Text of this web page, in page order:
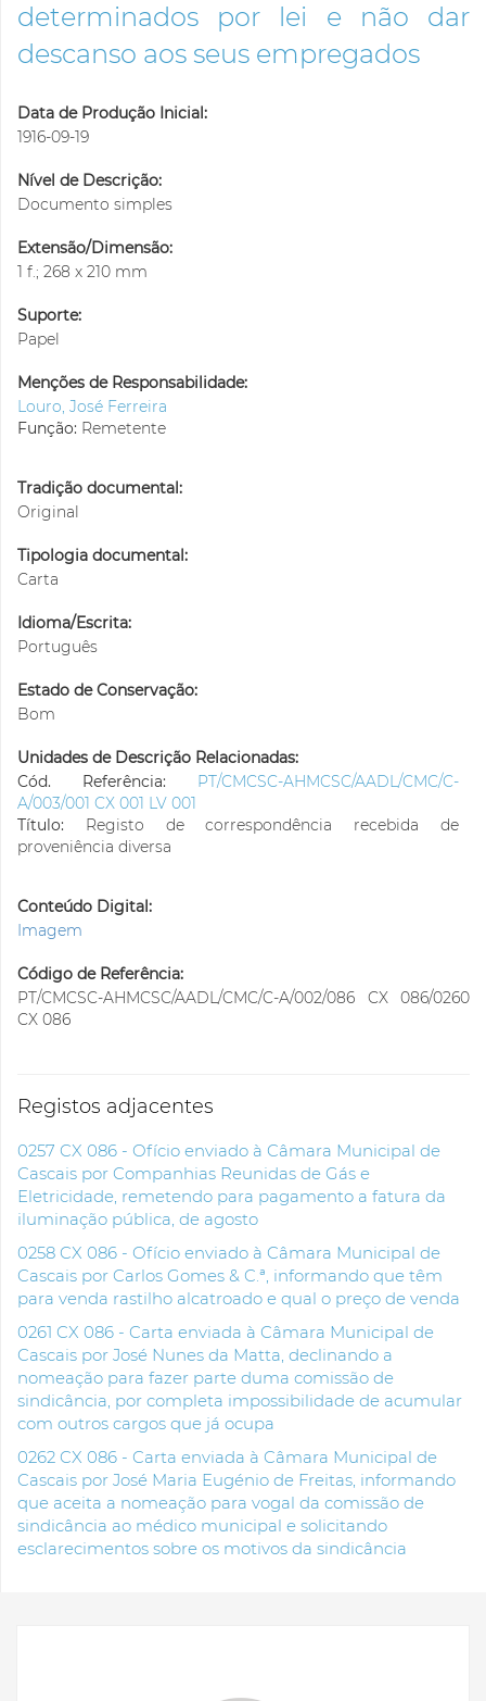
determinados por lei e não dar
descanso aos seus empregados
Data de Produção Inicial:
1916-09-19
Nível de Descrição:
Documento simples
Extensão/Dimensão:
1 f.; 268 x 210 mm
Suporte:
Papel
Menções de Responsabilidade:
Louro, José Ferreira
Função: Remetente
Tradição documental:
Original
Tipologia documental:
Carta
Idioma/Escrita:
Português
Estado de Conservação:
Bom
Unidades de Descrição Relacionadas:
Cód. Referência: PT/CMCSC-AHMCSC/AADL/CMC/C-
A/003/001 CX 001 LV 001
Título: Registo de correspondência recebida de
proveniência diversa
Conteúdo Digital:
Imagem
Código de Referência:
PT/CMCSC-AHMCSC/AADL/CMC/C-A/002/086 CX 086/0260
CX 086
Registos adjacentes
0257 CX 086 - Ofício enviado à Câmara Municipal de
Cascais por Companhias Reunidas de Gás e
Eletricidade, remetendo para pagamento a fatura da
iluminação pública, de agosto
0258 CX 086 - Ofício enviado à Câmara Municipal de
Cascais por Carlos Gomes & C.ª, informando que têm
para venda rastilho alcatroado e qual o preço de venda
0261 CX 086 - Carta enviada à Câmara Municipal de
Cascais por José Nunes da Matta, declinando a
nomeação para fazer parte duma comissão de
sindicância, por completa impossibilidade de acumular
com outros cargos que já ocupa
0262 CX 086 - Carta enviada à Câmara Municipal de
Cascais por José Maria Eugénio de Freitas, informando
que aceita a nomeação para vogal da comissão de
sindicância ao médico municipal e solicitando
esclarecimentos sobre os motivos da sindicância